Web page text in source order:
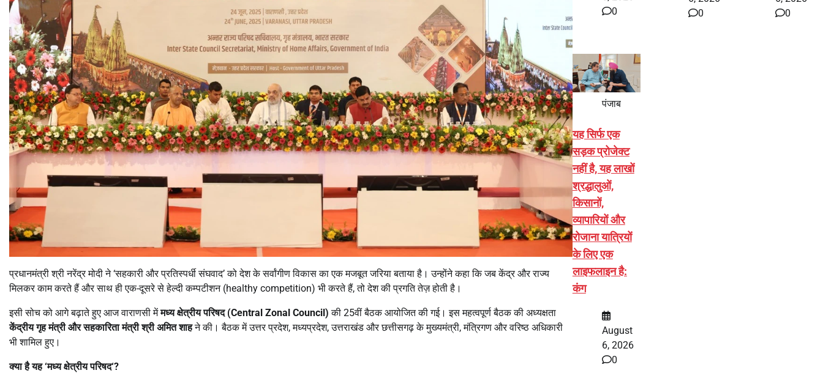
प्रधानमंत्री श्री नरेंद्र मोदी ने ‘सहकारी और प्रतिस्पर्धी संघवाद’ को देश के सर्वांगीण विकास का एक मजबूत जरिया बताया है। उन्होंने कहा कि जब केंद्र और राज्य
मिलकर काम करते हैं और साथ ही एक-दूसरे से हेल्दी कम्पटीशन (healthy competition) भी करते हैं, तो देश की प्रगति तेज़ होती है।
इसी सोच को आगे बढ़ाते हुए आज वाराणसी मेंमध्य क्षेत्रीय परिषद (Central Zonal Council) की 25वीं बैठक आयोजित की गई। इस महत्वपूर्ण बैठक की अध्यक्षता
केंद्रीय गृह मंत्री और सहकारिता मंत्री श्री अमित शाहने की। बैठक में उत्तर प्रदेश, मध्यप्रदेश, उत्तराखंड और छत्तीसगढ़ के मुख्यमंत्री, मंत्रिगण और वरिष्ठ अधिकारी
भी शामिल हुए।
क्या है यह‘मध्य क्षेत्रीय परिषद‘?
0
0
0
पंजाब
यह सिर्फ एक
सड़क प्रोजेक्ट
नहीं है, यह लाखों
श्रद्धालुओं,
किसानों,
व्यापारियों और
रोजाना यात्रियों
के लिए एक
लाइफलाइन है:
कंग
August
6, 2026
0